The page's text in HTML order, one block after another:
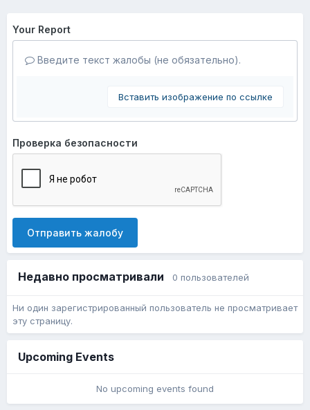
Your Report
Введите текст жалобы (не обязательно).
Вставить изображение по ссылке
Проверка безопасности
Отправить жалобу
Недавно просматривали 0 пользователей
Ни один зарегистрированный пользователь не просматривает
эту страницу.
Upcoming Events
No upcoming events found